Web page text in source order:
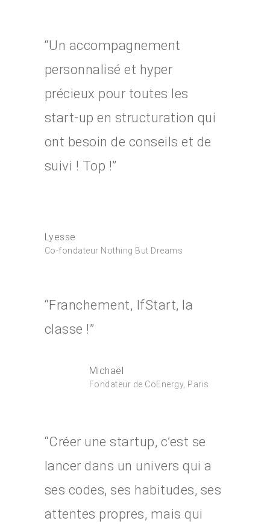
“Un accompagnement
personnalisé et hyper
précieux pour toutes les
start-up en structuration qui
ont besoin de conseils et de
suivi ! Top !”
Lyesse
Co-fondateur Nothing But Dreams
“Franchement, IfStart, la
classe !”
Michaël
Fondateur de CoEnergy, Paris
“Créer une startup, c’est se
lancer dans un univers qui a
ses codes, ses habitudes, ses
attentes propres, mais qui